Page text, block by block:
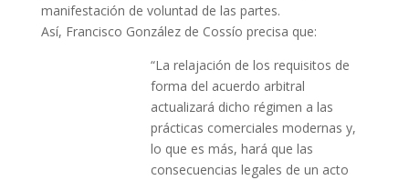
manifestación de voluntad de las partes.
Así, Francisco González de Cossío precisa que:
“La relajación de los requisitos de
forma del acuerdo arbitral
actualizará dicho régimen a las
prácticas comerciales modernas y,
lo que es más, hará que las
consecuencias legales de un acto